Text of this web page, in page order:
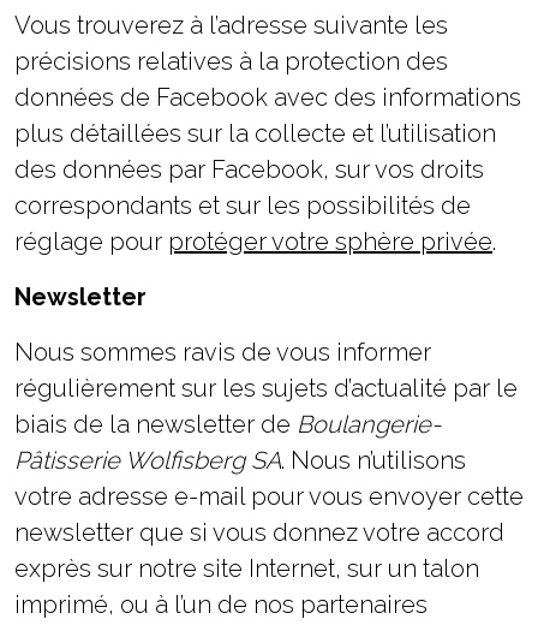
Vous trouverez à l’adresse suivante les
précisions relatives à la protection des
données de Facebook avec des informations
plus détaillées sur la collecte et l’utilisation
des données par Facebook, sur vos droits
correspondants et sur les possibilités de
réglage pour protéger votre sphère privée.
Newsletter
Nous sommes ravis de vous informer
régulièrement sur les sujets d’actualité par le
biais de la newsletter de Boulangerie-
Pâtisserie Wolfisberg SA. Nous n’utilisons
votre adresse e-mail pour vous envoyer cette
newsletter que si vous donnez votre accord
exprès sur notre site Internet, sur un talon
imprimé, ou à l’un de nos partenaires